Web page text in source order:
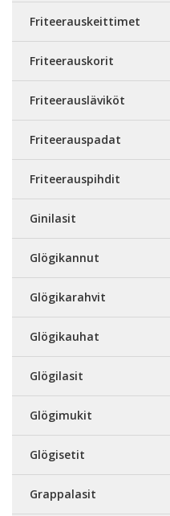
Friteerauskeittimet
Friteerauskorit
Friteerausläviköt
Friteerauspadat
Friteerauspihdit
Ginilasit
Glögikannut
Glögikarahvit
Glögikauhat
Glögilasit
Glögimukit
Glögisetit
Grappalasit